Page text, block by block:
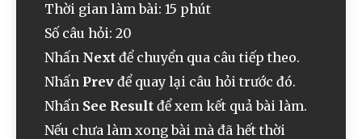
Thời gian làm bài: 15 phút
Số câu hỏi: 20
Nhấn Next để chuyển qua câu tiếp theo.
Nhấn Prev để quay lại câu hỏi trước đó.
Nhấn See Resultđể xem kết quả bài làm.
Nếu chưa làm xong bài mà đã hết thời